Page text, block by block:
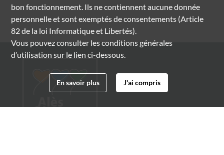
bon fonctionnement. Ils ne contiennent aucune donnée
personnelle et sont exemptés de consentements (Article
82 de la loi Informatique et Libertés).
Vous pouvez consulter les conditions générales
d’utilisation sur le lien ci-dessous.
En savoir plus J'ai compris